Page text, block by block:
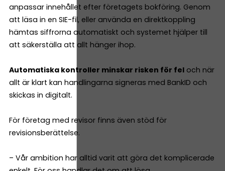
anpassar innehållet efter företagets bokföring. Genom
att läsa in en SIE-fil, eller använda en direktkoppling
hämtas siffrorna automatiskt och systemet hjälper till
att säkerställa att allt hänger ihop.
Automatiska kontroller minskar risken för fel och när
allt är klart kan handlingarna signeras med BankID och
skickas in digitalt.
För företag med revisor finns även stöd för
revisionsberättelse.
– Vår ambition har alltid varit att göra det komplicerade